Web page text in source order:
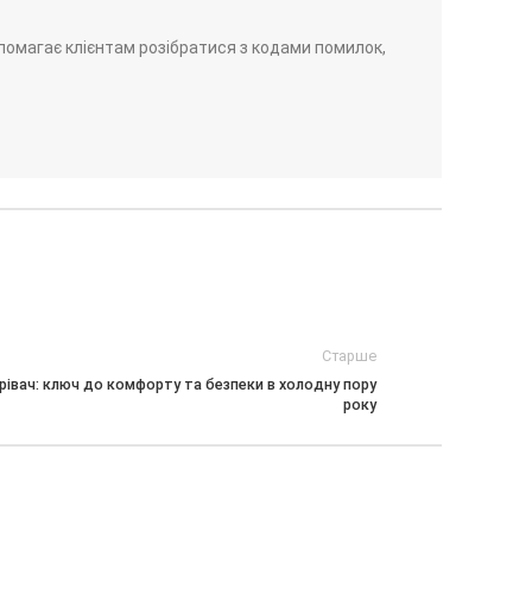
клієнтам розібратися з кодами помилок,
Старше
ключ до комфорту та безпеки в холодну пору
року